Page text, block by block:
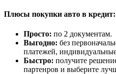
Плюсы покупки авто в кредит:
Просто: по 2 документам.
Выгодно: без
платежей,
Быстро: получите
партенров и выберите